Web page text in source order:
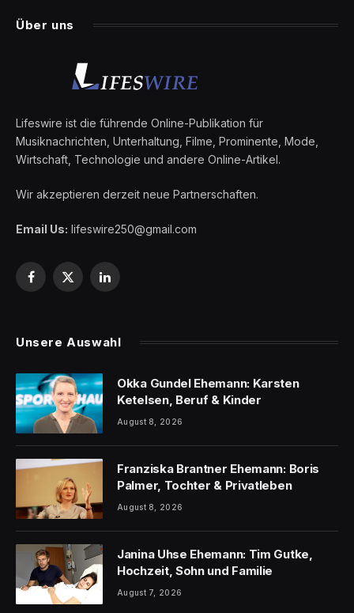
Über uns
Lifeswire ist die führende Online-Publikation für
Musiknachrichten, Unterhaltung, Filme, Prominente, Mode,
Wirtschaft, Technologie und andere Online-Artikel.
Wir akzeptieren derzeit neue Partnerschaften.
Email Us: lifeswire250@gmail.com
Facebook
X
LinkedIn
Unsere Auswahl
Okka Gundel Ehemann: Karsten
Ketelsen, Beruf & Kinder
August 8, 2026
Franziska Brantner Ehemann: Boris
Palmer, Tochter & Privatleben
August 8, 2026
Janina Uhse Ehemann: Tim Gutke,
Hochzeit, Sohn und Familie
August 7, 2026